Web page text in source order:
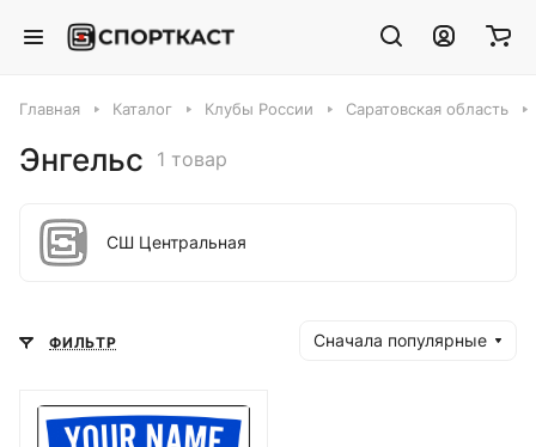
Главная Каталог Клубы России Саратовская область
Энгельс 1 товар
СШ Центральная
ФИЛЬТР Сначала популярные